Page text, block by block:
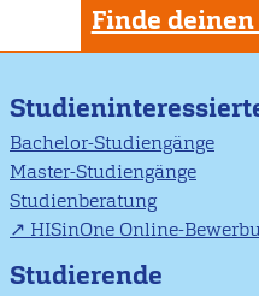
Finde
Bachelor-Studiengänge
Master-Studiengänge
Studienberatung
HISinOne Online-
Studierende